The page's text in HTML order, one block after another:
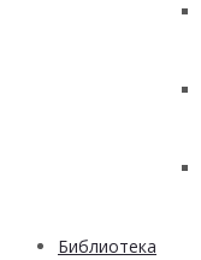
Библиотека